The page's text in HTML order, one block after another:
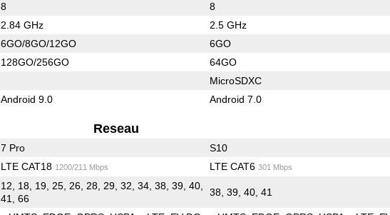
8 8
2.84 GHz 2.5 GHz
6GO/8GO/12GO 6GO
128GO/256GO 64GO
MicroSDXC
Android 9.0 Android 7.0
Reseau
7 Pro S10
LTE CAT18 1200/211 Mbps LTE CAT6 301 Mbps
12, 18, 19, 25, 26, 28, 29, 32, 34, 38, 39, 40,
41, 66
38, 39, 40, 41